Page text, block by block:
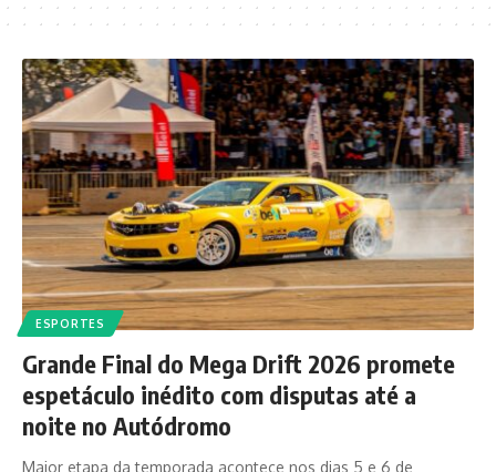
ESPORTES
Grande Final do Mega Drift 2026 promete
espetáculo inédito com disputas até a
noite no Autódromo
Maior etapa da temporada acontece nos dias 5 e 6 de